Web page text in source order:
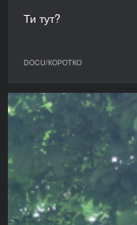
Ти тут?
DOCU/КОРОТКО